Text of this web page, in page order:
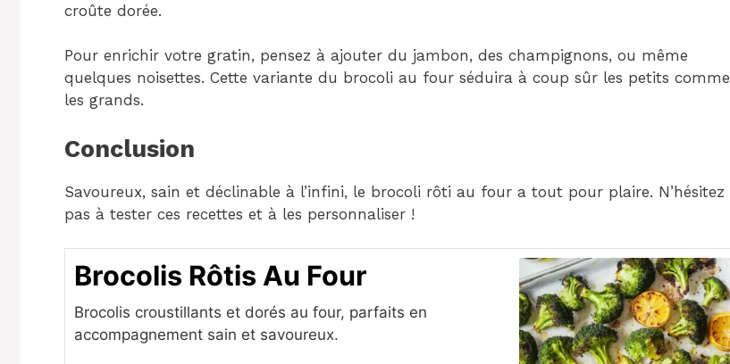
croûte dorée.
Pour enrichir votre gratin, pensez à ajouter du jambon, des champignons, ou même
quelques noisettes. Cette variante du brocoli au four séduira à coup sûr les petits comme
les grands.
Conclusion
Savoureux, sain et déclinable à l’infini, le brocoli rôti au four a tout pour plaire. N’hésitez
pas à tester ces recettes et à les personnaliser !
Brocolis Rôtis Au Four
Brocolis croustillants et dorés au four, parfaits en
accompagnement sain et savoureux.